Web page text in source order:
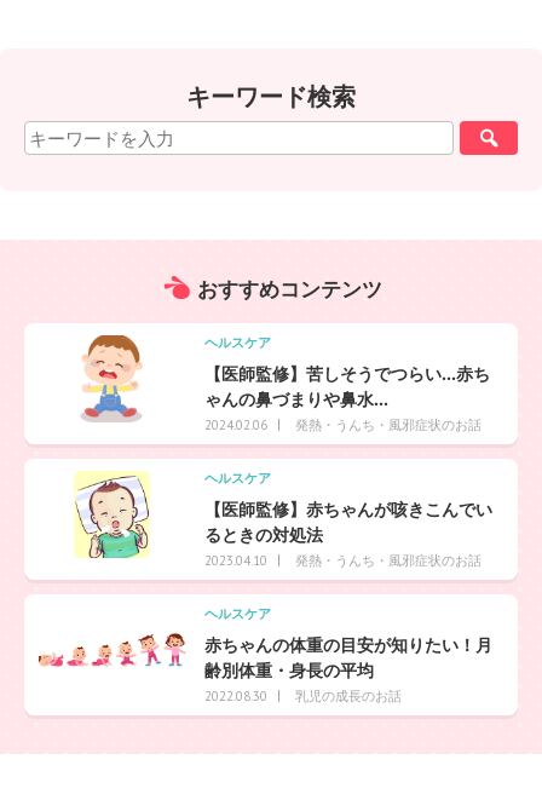
キーワード検索
おすすめコンテンツ
ヘルスケア
【医師監修】苦しそうでつらい…赤ち
ゃんの鼻づまりや鼻水...
2024.02.06 発熱・うんち・風邪症状のお話
ヘルスケア
【医師監修】赤ちゃんが咳きこんでい
るときの対処法
2023.04.10 発熱・うんち・風邪症状のお話
ヘルスケア
赤ちゃんの体重の目安が知りたい！月
齢別体重・身長の平均
2022.08.30 乳児の成長のお話